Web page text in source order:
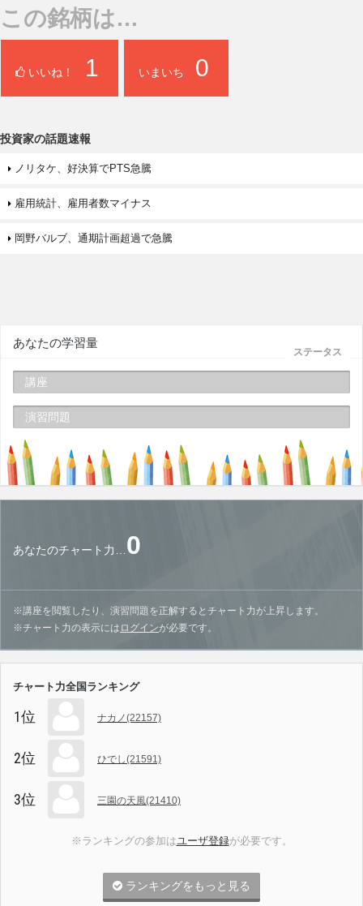
この銘柄は…
いいね！ 1 いまいち 0
投資家の話題速報
ノリタケ、好決算でPTS急騰
雇用統計、雇用者数マイナス
岡野バルブ、通期計画超過で急騰
ステータス
あなたの学習量
講座
演習問題
あなたのチャート力…0
※講座を閲覧したり、演習問題を正解するとチャート力が上昇します。
※チャート力の表示には ログインが必要です。
チャート力全国ランキング
1位 ナカノ(22157)
2位 ひでし(21591)
3位 三園の天風(21410)
※ランキングの参加はユーザ登録が必要です。
ランキングをもっと見る